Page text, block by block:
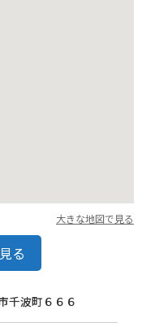
大きな地図で見る
る
千波町６６６